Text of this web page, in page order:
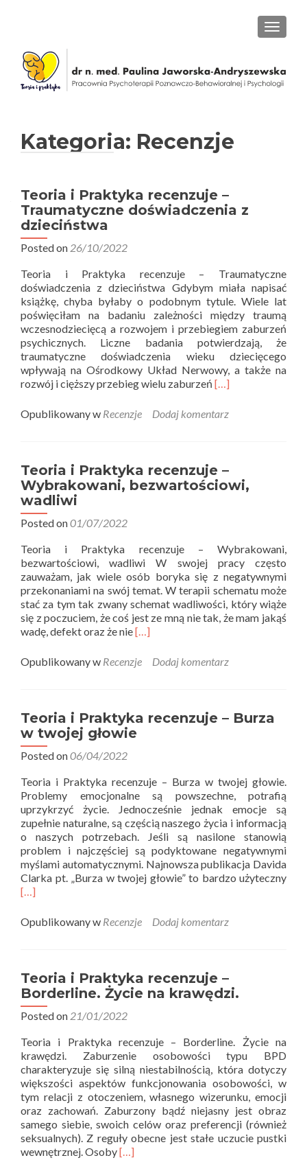
Kategoria: Recenzje
Teoria i Praktyka recenzuje –
Traumatyczne doświadczenia z
dzieciństwa
Posted on 26/10/2022
Teoria i Praktyka recenzuje – Traumatyczne
doświadczenia z dzieciństwa Gdybym miała napisać
książkę, chyba byłaby o podobnym tytule. Wiele lat
poświęciłam na badaniu zależności między traumą
wczesnodziecięcą a rozwojem i przebiegiem zaburzeń
psychicznych. Liczne badania potwierdzają, że
traumatyczne doświadczenia wieku dziecięcego
wpływają na Ośrodkowy Układ Nerwowy, a także na
rozwój i cięższy przebieg wielu zaburzeń Read
about
recenzuje
–
Traumatyczne
[…]
Opublikowany w Recenzje Dodaj komentarz
Teoria i Praktyka recenzuje –
Wybrakowani, bezwartościowi,
wadliwi
Posted on01/07/2022
Teoria i Praktyka recenzuje – Wybrakowani,
bezwartościowi, wadliwi W swojej pracy często
zauważam, jak wiele osób boryka się z negatywnymi
przekonaniami na swój temat. W terapii schematu może
stać za tym tak zwany schemat wadliwości, który wiąże
się z poczuciem, że coś jest ze mną nie tak, że mam jakąś
wadę, defekt oraz że nieRead
about
Teoria
recenzuje
–
Wybrakowani,
[…]
Opublikowany w Recenzje Dodaj komentarz
Teoria i Praktyka recenzuje – Burza
w twojej głowie
Posted on06/04/2022
Teoria i Praktyka recenzuje – Burza w twojej głowie.
Problemy emocjonalne są powszechne, potrafią
uprzykrzyć życie. Jednocześnie jednak emocje są
zupełnie naturalne, są częścią naszego życia i informacją
o naszych potrzebach. Jeśli są nasilone stanowią
problem i najczęściej są podyktowane negatywnymi
myślami automatycznymi. Najnowsza publikacja Davida
Clarka pt. „Burza w twojej głowie” to bardzo użyteczny
[…]
Opublikowany w Recenzje Dodaj komentarz
Teoria i Praktyka recenzuje –
Borderline. Życie na krawędzi.
Posted on 21/01/2022
Teoria i Praktyka recenzuje – Borderline. Życie na
krawędzi. Zaburzenie osobowości typu BPD
charakteryzuje się silną niestabilnością, która dotyczy
większości aspektów funkcjonowania osobowości, w
tym relacji z otoczeniem, własnego wizerunku, emocji
oraz zachowań. Zaburzony bądź niejasny jest obraz
samego siebie, swoich celów oraz preferencji (również
seksualnych). Z reguły obecne jest stałe uczucie pustki
wewnętrznej. OsobyRead
[…]
Nawigacja po wpisach